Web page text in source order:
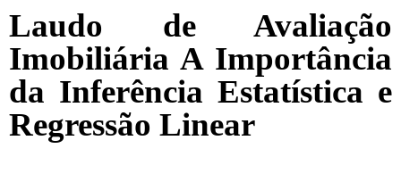
Laudo de Avaliação
Imobiliária A Importância
da Inferência Estatística e
Regressão Linear